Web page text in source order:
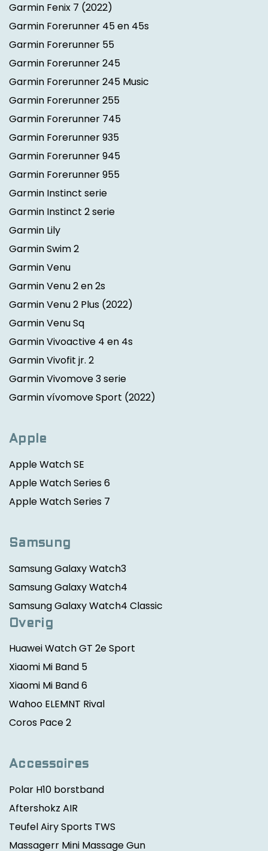
Garmin Fenix 7 (2022)
Garmin Forerunner 45 en 45s
Garmin Forerunner 55
Garmin Forerunner 245
Garmin Forerunner 245 Music
Garmin Forerunner 255
Garmin Forerunner 745
Garmin Forerunner 935
Garmin Forerunner 945
Garmin Forerunner 955
Garmin Instinct serie
Garmin Instinct 2 serie
Garmin Lily
Garmin Swim 2
Garmin Venu
Garmin Venu 2 en 2s
Garmin Venu 2 Plus (2022)
Garmin Venu Sq
Garmin Vivoactive 4 en 4s
Garmin Vivofit jr. 2
Garmin Vivomove 3 serie
Garmin vívomove Sport (2022)
Apple
Apple Watch SE
Apple Watch Series 6
Apple Watch Series 7
Samsung
Samsung Galaxy Watch3
Samsung Galaxy Watch4
Samsung Galaxy Watch4 Classic
Overig
Huawei Watch GT 2e Sport
Xiaomi Mi Band 5
Xiaomi Mi Band 6
Wahoo ELEMNT Rival
Coros Pace 2
Accessoires
Polar H10 borstband
Aftershokz AIR
Teufel Airy Sports TWS
Massagerr Mini Massage Gun